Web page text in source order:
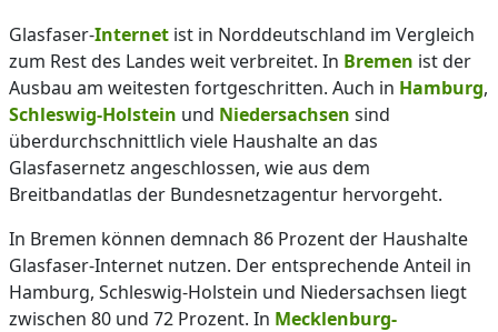
Glasfaser-Internet ist in Norddeutschland im Vergleich
zum Rest des Landes weit verbreitet. In Bremen ist der
Ausbau am weitesten fortgeschritten. Auch in Hamburg,
Schleswig-Holstein und Niedersachsen sind
überdurchschnittlich viele Haushalte an das
Glasfasernetz angeschlossen, wie aus dem
Breitbandatlas der Bundesnetzagentur hervorgeht.
In Bremen können demnach 86 Prozent der Haushalte
Glasfaser-Internet nutzen. Der entsprechende Anteil in
Hamburg, Schleswig-Holstein und Niedersachsen liegt
zwischen 80 und 72 Prozent. In Mecklenburg-